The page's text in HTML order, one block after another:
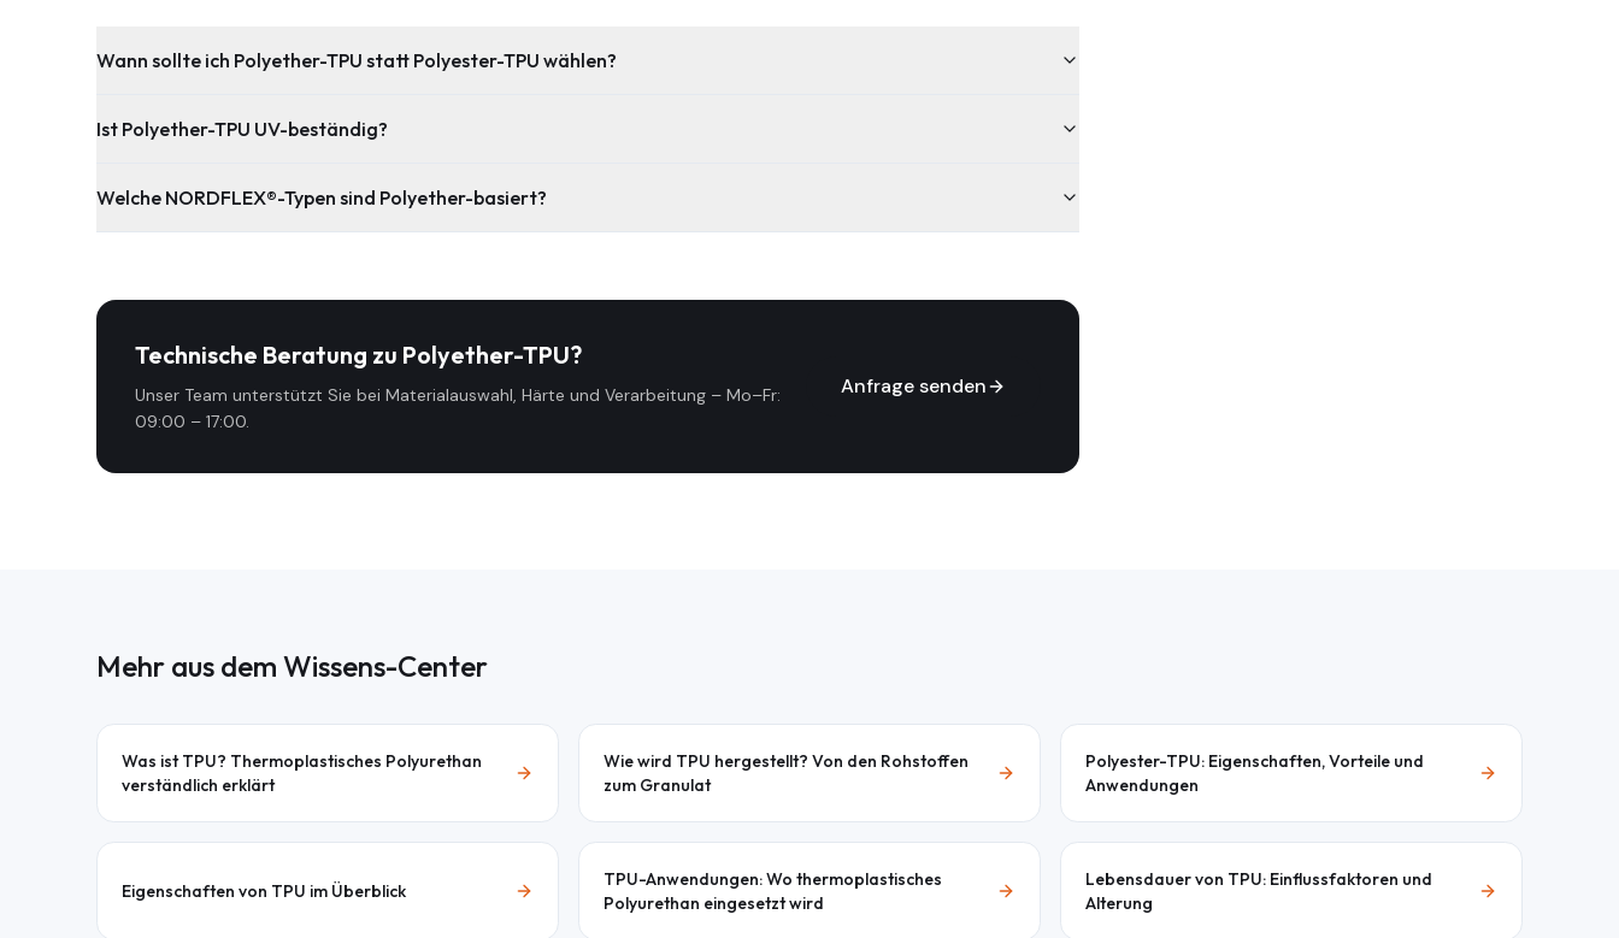
Wann sollte ich Polyether-TPU statt Polyester-TPU wählen?
Ist Polyether-TPU UV-beständig?
Welche NORDFLEX®-Typen sind Polyether-basiert?
Technische Beratung zu Polyether-TPU?
Unser Team unterstützt Sie bei Materialauswahl, Härte und Verarbeitung – Mo–Fr:
09:00 – 17:00.
Anfrage senden
Mehr aus dem Wissens-Center
Was ist TPU? Thermoplastisches Polyurethan
verständlich erklärt
Wie wird TPU hergestellt? Von den Rohstoffen
zum Granulat
Polyester-TPU: Eigenschaften, Vorteile und
Anwendungen
Eigenschaften von TPU im Überblick
TPU-Anwendungen: Wo thermoplastisches
Polyurethan eingesetzt wird
Lebensdauer von TPU: Einflussfaktoren und
Alterung